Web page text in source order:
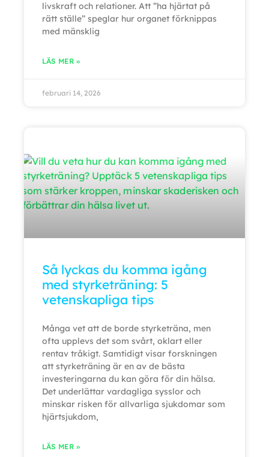
livskraft och relationer. Att ”ha hjärtat på
rätt ställe” speglar hur organet förknippas
med mänsklig
LÄS MER »
februari 14, 2026
Så lyckas du komma igång
med styrketräning: 5
vetenskapliga tips
Många vet att de borde styrketräna, men
ofta upplevs det som svårt, oklart eller
rentav tråkigt. Samtidigt visar forskningen
att styrketräning är en av de bästa
investeringarna du kan göra för din hälsa.
Det underlättar vardagliga sysslor och
minskar risken för allvarliga sjukdomar som
hjärtsjukdom,
LÄS MER »